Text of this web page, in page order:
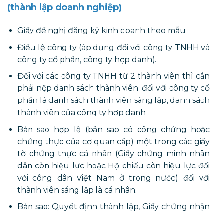
(thành lập doanh nghiệp)
Giấy đề nghị đăng ký kinh doanh theo mẫu.
Điều lệ công ty (áp dụng đối với công ty TNHH và
công ty cổ phần, công ty hợp danh).
Đối với các công ty TNHH từ 2 thành viên thì cần
phải nộp danh sách thành viên, đối với công ty cổ
phần là danh sách thành viên sáng lập, danh sách
thành viên của công ty hợp danh
Bản sao hợp lệ (bản sao có công chứng hoặc
chứng thực của cơ quan cấp) một trong các giấy
tờ chứng thực cá nhân (Giấy chứng minh nhân
dân còn hiệu lực hoặc Hộ chiếu còn hiệu lực đối
với công dân Việt Nam ở trong nước) đối với
thành viên sáng lập là cá nhân.
Bản sao: Quyết định thành lập, Giấy chứng nhận